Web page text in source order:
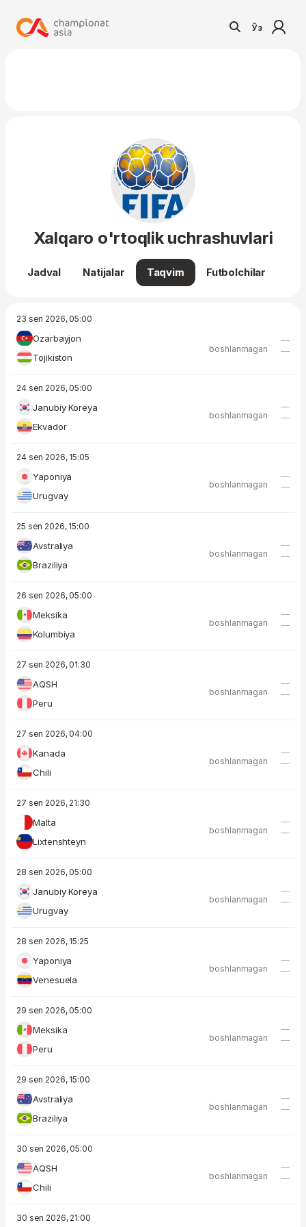
Ўз
Xalqaro o'rtoqlik uchrashuvlari
Jadval Natijalar Taqvim Futbolchilar
23 sen 2026, 05:00
Ozarbayjon
Tojikiston
boshlanmagan
—
—
24 sen 2026, 05:00
Janubiy Koreya
Ekvador
boshlanmagan
—
—
24 sen 2026, 15:05
Yaponiya
Urugvay
boshlanmagan
—
—
25 sen 2026, 15:00
Avstraliya
Braziliya
boshlanmagan
—
—
26 sen 2026, 05:00
Meksika
Kolumbiya
boshlanmagan
—
—
27 sen 2026, 01:30
AQSH
Peru
boshlanmagan
—
—
27 sen 2026, 04:00
Kanada
Chili
boshlanmagan
—
—
27 sen 2026, 21:30
Malta
Lixtenshteyn
boshlanmagan
—
—
28 sen 2026, 05:00
Janubiy Koreya
Urugvay
boshlanmagan
—
—
28 sen 2026, 15:25
Yaponiya
Venesuela
boshlanmagan
—
—
29 sen 2026, 05:00
Meksika
Peru
boshlanmagan
—
—
29 sen 2026, 15:00
Avstraliya
Braziliya
boshlanmagan
—
—
30 sen 2026, 05:00
AQSH
Chili
boshlanmagan
—
—
30 sen 2026, 21:00